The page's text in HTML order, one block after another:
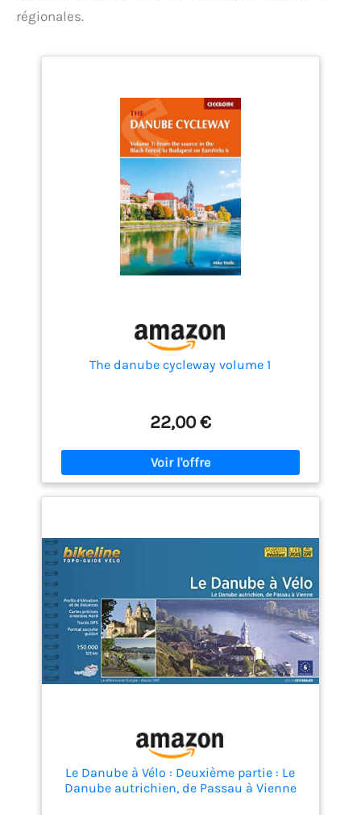
régionales.
The danube cycleway volume 1
22,00 €
Le Danube à Vélo : Deuxième partie : Le
Danube autrichien, de Passau à Vienne